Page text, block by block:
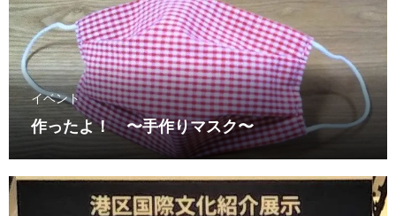
イベント
作ったよ！ 〜手作りマスク〜